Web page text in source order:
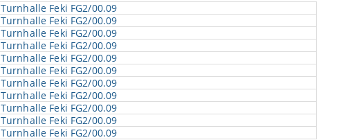
Turnhalle Feki FG2/00.09
Turnhalle Feki FG2/00.09
Turnhalle Feki FG2/00.09
Turnhalle Feki FG2/00.09
Turnhalle Feki FG2/00.09
Turnhalle Feki FG2/00.09
Turnhalle Feki FG2/00.09
Turnhalle Feki FG2/00.09
Turnhalle Feki FG2/00.09
Turnhalle Feki FG2/00.09
Turnhalle Feki FG2/00.09